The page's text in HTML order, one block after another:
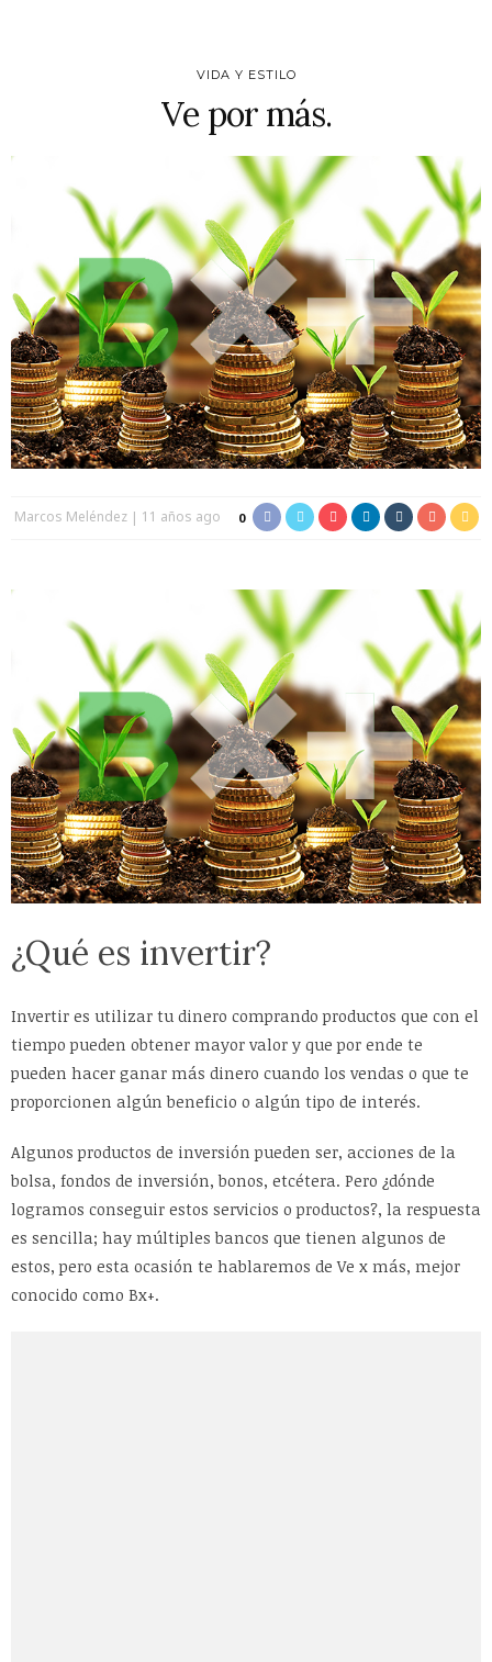
VIDA Y ESTILO
Ve por más.
Marcos Meléndez 11 años ago 0
¿Qué es invertir?
Invertir es utilizar tu dinero comprando productos que con el
tiempo pueden obtener mayor valor y que por ende te
pueden hacer ganar más dinero cuando los vendas o que te
proporcionen algún beneficio o algún tipo de interés.
Algunos productos de inversión pueden ser, acciones de la
bolsa, fondos de inversión, bonos, etcétera. Pero ¿dónde
logramos conseguir estos servicios o productos?, la respuesta
es sencilla; hay múltiples bancos que tienen algunos de
estos, pero esta ocasión te hablaremos de Ve x más, mejor
conocido como Bx+.